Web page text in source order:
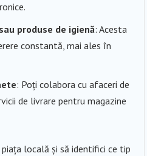
produse de igienă: Acesta
constantă, mai ales în
: Poți colabora cu afaceri de
de livrare pentru magazine
locală și să identifici ce tip